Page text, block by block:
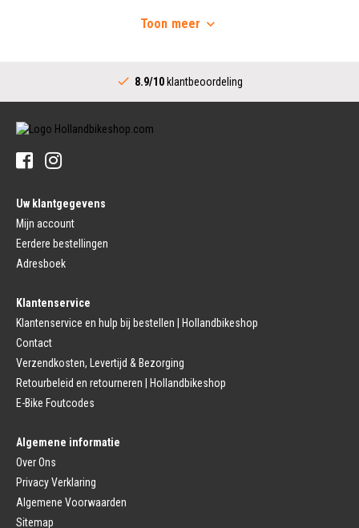
Versnellingshendel (Stads)
Tandwiel interne Naaf
Banden
Buitenbanden
Fietsbanden Reparatie
Jasbeschermers
Bagagedrager
Fietszadel
Fietszadel
Zadelpen
Zadelpen Bevestiging
Zadeldekje
Voorvork
Voorvork Vast
Voorvork Verend
Spatborden
Spatbord
Spatbordstang
Fiets Spatbord Onderdelen
Kettingkast
Fietswielen
Stuur
Remmen (Stads)
Remkabel
Toon meer
8.9/10 klantbeoordeling
Uw klantgegevens
Mijn account
Eerdere bestellingen
Adresboek
Klantenservice
Klantenservice en hulp bij bestellen | Hollandbikeshop
Contact
Verzendkosten, Levertijd & Bezorging
Retourbeleid en retourneren | Hollandbikeshop
E-Bike Foutcodes
Algemene informatie
Over Ons
Privacy Verklaring
Algemene Voorwaarden
Sitemap